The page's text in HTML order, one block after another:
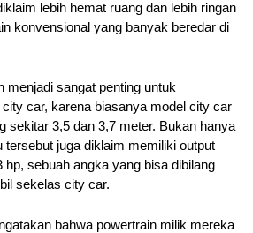
lebih hemat ruang dan lebih ringan
konvensional yang banyak beredar di
menjadi sangat penting untuk
car, karena biasanya model city car
sekitar 3,5 dan 3,7 meter. Bukan hanya
tersebut juga diklaim memiliki output
sebuah angka yang bisa dibilang
sekelas city car.
bahwa powertrain milik mereka